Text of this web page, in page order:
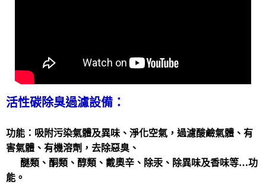
活性碳除臭過濾設備：
功能：吸附污染氣體及異味、淨化空氣，過濾酸鹼氣體、有
害氣體、有機溶劑，去除惡臭、
醚類、酮類、醇類、戴奧辛、除汞、除異味及香味等…功
能。